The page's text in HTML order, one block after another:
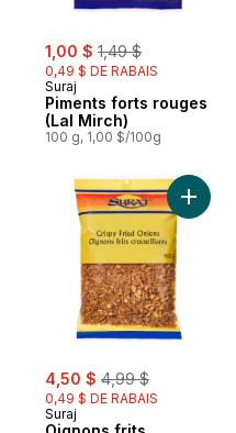
sale:
1,00 $ , formerly:
1,49 $
0,49 $ DE RABAIS
Suraj
Piments forts rouges
(Lal Mirch)
100 g, 1,00 $/100g
sale:
4,50 $ , formerly:
4,99 $
0,49 $ DE RABAIS
Suraj